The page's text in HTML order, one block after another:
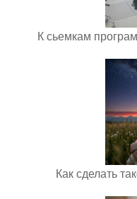
К сьемкам
Как сделать